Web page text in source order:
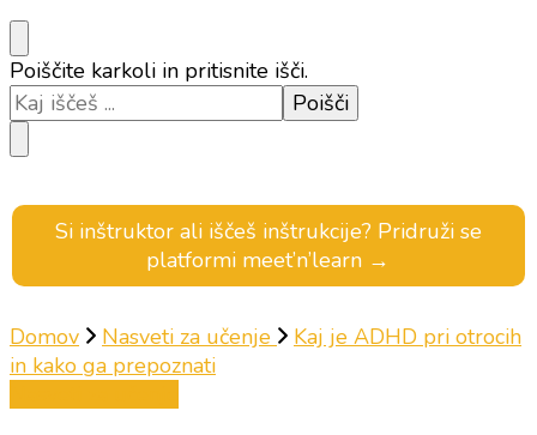
Iščeš
kaj?
Poiščite karkoli in pritisnite išči.
Si inštruktor ali iščeš inštrukcije? Pridruži se
platformi meet’n’learn →
Domov Nasveti za učenje
Kaj je ADHD pri otrocih
in kako ga prepoznati